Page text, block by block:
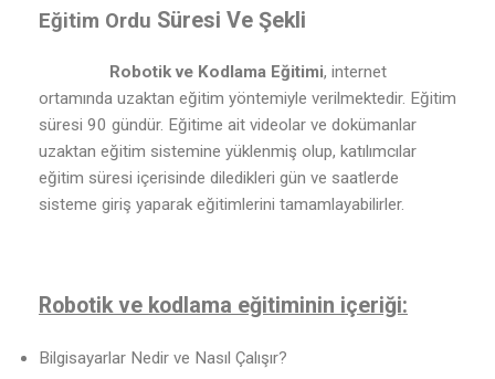
Eğitim Ordu Süresi Ve Şekli
Robotik ve Kodlama Eğitimi, internet
ortamında uzaktan eğitim yöntemiyle verilmektedir. Eğitim
süresi 90 gündür. Eğitime ait videolar ve dokümanlar
uzaktan eğitim sistemine yüklenmiş olup, katılımcılar
eğitim süresi içerisinde diledikleri gün ve saatlerde
sisteme giriş yaparak eğitimlerini tamamlayabilirler.
Robotik ve kodlama eğitiminin içeriği:
Bilgisayarlar Nedir ve Nasıl Çalışır?